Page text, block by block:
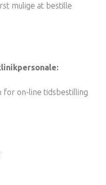
mulige at bestille
for on-line tidsbestilling